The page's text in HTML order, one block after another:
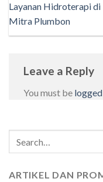
Layanan Hidroterapi di
Mitra Plumbon
Leave a Reply
You must be
ARTIKEL DAN